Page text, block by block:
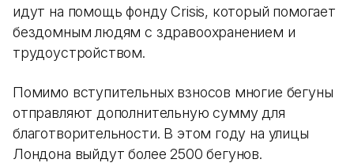
идут на помощь фонду Crisis, который помогает
бездомным людям с здравоохранением и
трудоустройством.
Помимо вступительных взносов многие бегуны
отправляют дополнительную сумму для
благотворительности. В этом году на улицы
Лондона выйдут более 2500 бегунов.